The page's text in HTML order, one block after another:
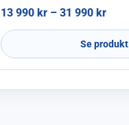
13 990 kr – 31 990 kr
Se produkt